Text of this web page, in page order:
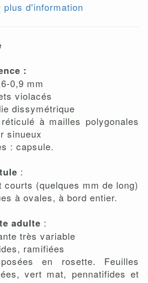
plus d'information
:
0,9 mm
violacés
dissymétrique
à mailles polygonales
sinueux
: capsule.
:
(quelques mm de long)
à ovales, à bord entier.
adulte :
très variable
ramifiées
en rosette. Feuilles
vert mat, pennatifides et